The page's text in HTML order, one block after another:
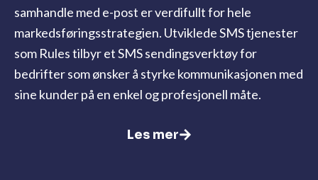
samhandle med e-post er verdifullt for hele
markedsføringsstrategien. Utviklede SMS tjenester
som Rules tilbyr et SMS sendingsverktøy for
bedrifter som ønsker å styrke kommunikasjonen med
sine kunder på en enkel og profesjonell måte.
Les mer